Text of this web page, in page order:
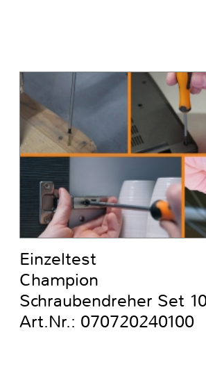
Einzeltest
Champion
Schraubendreher Set
Art.Nr.: 070720240100